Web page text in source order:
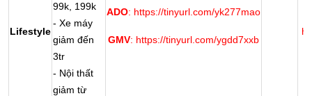
Lifestyle
99k, 199k
- Xe máy
giảm đến
3tr
- Nội thất
giảm từ
ADO: https://tinyurl.com/yk277mao
GMV: https://tinyurl.com/ygdd7xxb